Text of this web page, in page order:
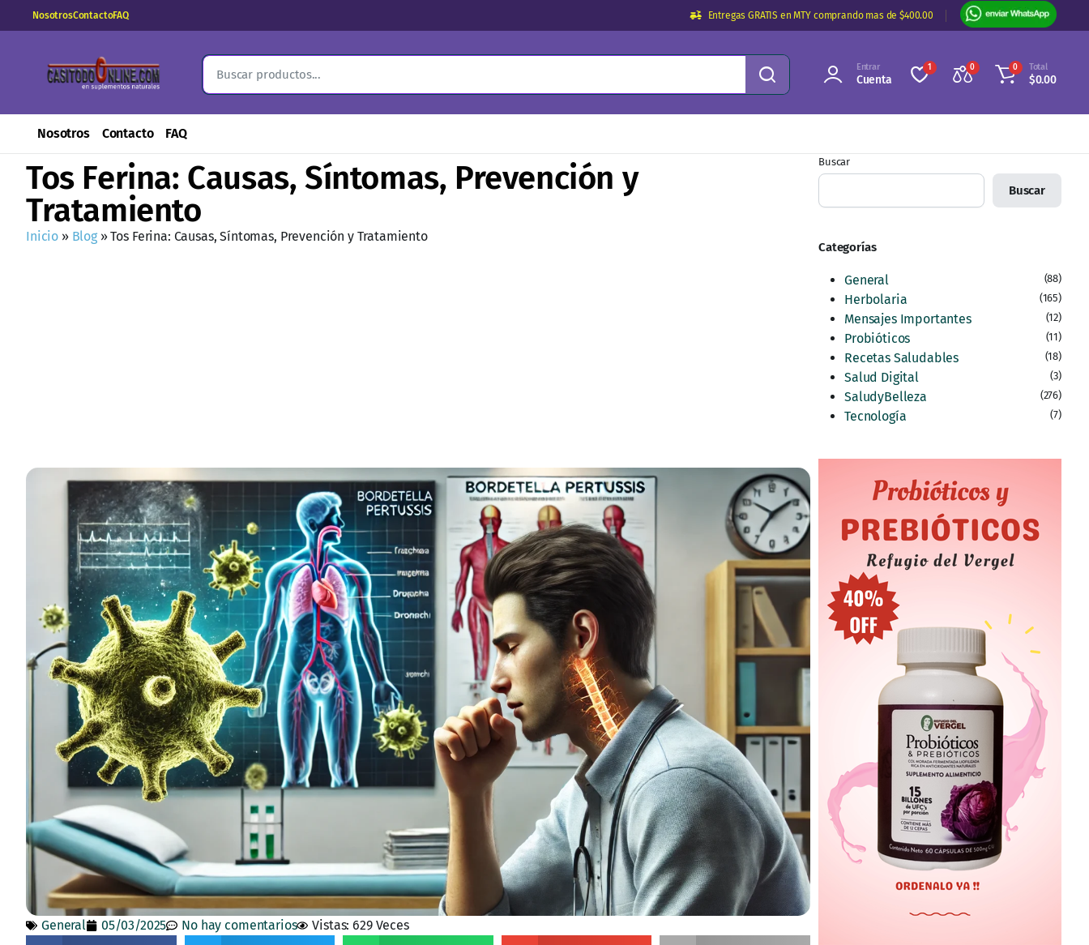
NosotrosContactoFAQ Entregas GRATIS en MTY comprando mas de $400.00
Entrar
Cuenta
1 0 0 Total
$0.00
Nosotros Contacto FAQ
Tos Ferina: Causas, Síntomas, Prevención y
Tratamiento
Inicio » Blog»Tos Ferina: Causas, Síntomas, Prevención y Tratamiento
General 05/03/2025 No hay comentarios Vistas: 629 Veces
Buscar
Buscar
Categorías
General (88)
Herbolaria (165)
Mensajes Importantes (12)
Probióticos (11)
Recetas Saludables (18)
Salud Digital (3)
SaludyBelleza (276)
Tecnología (7)